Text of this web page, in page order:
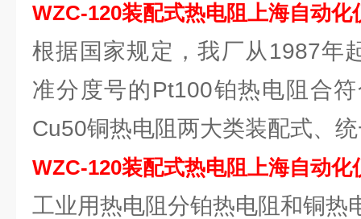
WZC-120装配式热电阻上海自动化
根据国家规定，我厂从1987年
准分度号的Pt100铂热电阻合
Cu50铜热电阻两大类装配式、
WZC-120装配式热电阻上海自动化
工业用热电阻分铂热电阻和铜热